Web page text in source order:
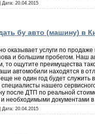
| Дата: 20.04.2015
бу авто (машину) в
оказывает услуги по
и большим пробегом. Наш
то ощутите преимущества
автомобили находятся в
не один год будет служить
нашего
после ДТП по реальной
необходимыми документами в
| Дата: 20.04.2015